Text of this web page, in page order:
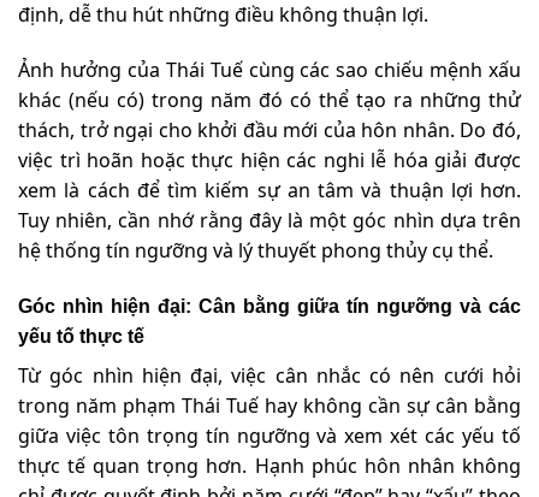
định, dễ thu hút những điều không thuận lợi.
Ảnh hưởng của Thái Tuế cùng các sao chiếu mệnh xấu
khác (nếu có) trong năm đó có thể tạo ra những thử
thách, trở ngại cho khởi đầu mới của hôn nhân. Do đó,
việc trì hoãn hoặc thực hiện các nghi lễ hóa giải được
xem là cách để tìm kiếm sự an tâm và thuận lợi hơn.
Tuy nhiên, cần nhớ rằng đây là một góc nhìn dựa trên
hệ thống tín ngưỡng và lý thuyết phong thủy cụ thể.
Góc nhìn hiện đại: Cân bằng giữa tín ngưỡng và các
yếu tố thực tế
Từ góc nhìn hiện đại, việc cân nhắc có nên cưới hỏi
trong năm phạm Thái Tuế hay không cần sự cân bằng
giữa việc tôn trọng tín ngưỡng và xem xét các yếu tố
thực tế quan trọng hơn. Hạnh phúc hôn nhân không